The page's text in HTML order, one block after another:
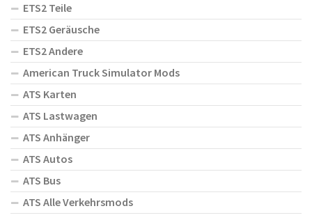
ETS2 Teile
ETS2 Geräusche
ETS2 Andere
American Truck Simulator Mods
ATS Karten
ATS Lastwagen
ATS Anhänger
ATS Autos
ATS Bus
ATS Alle Verkehrsmods